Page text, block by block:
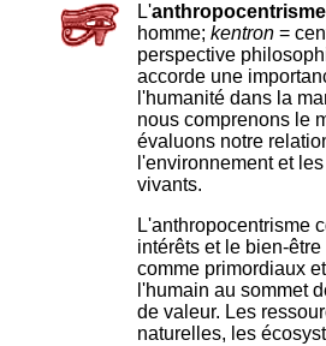
L'anthropocentrisme
homme; kentron =
perspective
accorde une
l'humanité dans la
nous comprenons le
évaluons notre
l'environnement et
vivants.
L'anthropocentrisme
intérêts et le bien-
comme primordiaux
l'humain au sommet
de valeur. Les
naturelles, les